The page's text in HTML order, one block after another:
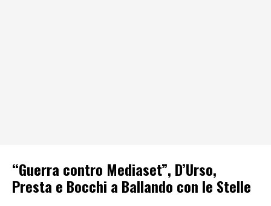
“Guerra contro Mediaset”, D’Urso,
Presta e Bocchi a Ballando con le Stelle